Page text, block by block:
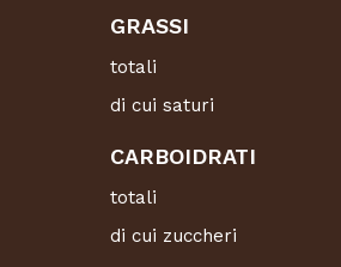
GRASSI
totali
di cui saturi
CARBOIDRATI
totali
di cui zuccheri